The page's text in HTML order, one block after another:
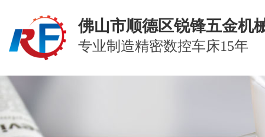
佛山市顺德区锐锋五金机
专业制造精密数控车床15年